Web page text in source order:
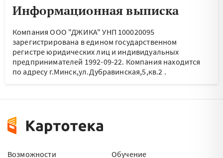
Информационная выписка
Компания ООО "ДЖИКА" УНП 100020095
зарегистрирована в едином государственном
регистре юридических лиц и индивидуальных
предпринимателей 1992-09-22. Компания находится
по адресу г.Минск,ул.Дубравинская,5,кв.2 .
Возможности
Обучение